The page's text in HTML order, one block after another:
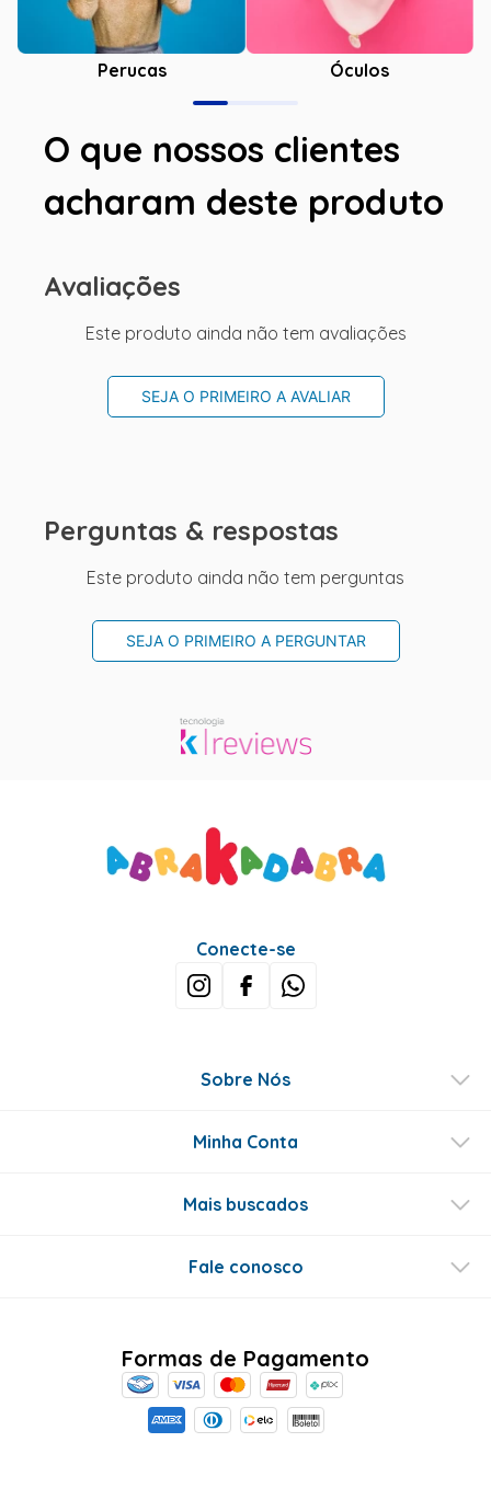
Perucas Óculos
O que nossos clientes
acharam deste produto
Avaliações
Este produto ainda não tem avaliações
SEJA O PRIMEIRO A AVALIAR
Perguntas & respostas
Este produto ainda não tem perguntas
SEJA O PRIMEIRO A PERGUNTAR
Conecte-se
Sobre Nós
Minha Conta
Mais buscados
Fale conosco
Formas de Pagamento